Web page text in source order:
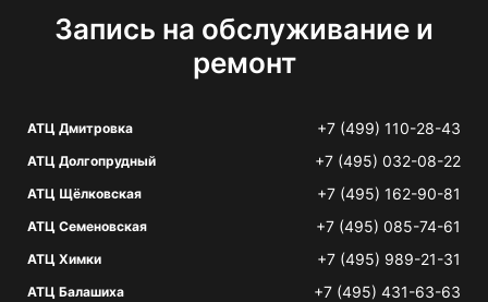
Запись на обслуживание и
ремонт
АТЦ Дмитровка +7 (499) 110-28-43
АТЦ Долгопрудный +7 (495) 032-08-22
АТЦ Щёлковская +7 (495) 162-90-81
АТЦ Семеновская +7 (495) 085-74-61
АТЦ Химки +7 (495) 989-21-31
АТЦ Балашиха +7 (495) 431-63-63